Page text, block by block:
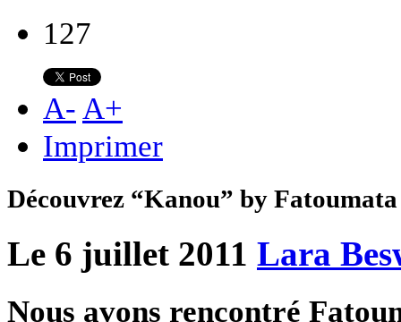
127
A- A+
Imprimer
Découvrez “Kanou” by
Le 6 juillet 2011 Lara
Nous avons rencontré